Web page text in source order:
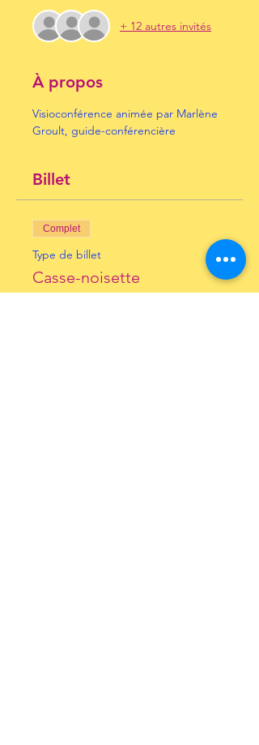
+ 12 autres invités
À propos
Visioconférence animée par Marlène
Groult, guide-conférencière
Billet
Complet
Type de billet
Casse-noisette